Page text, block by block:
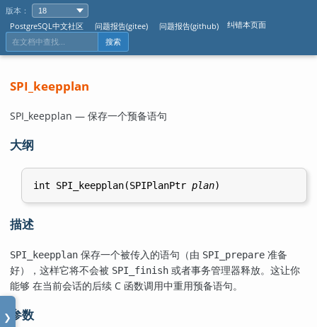
版本：
PostgreSQL中文社区
问题报告(gitee) 问题报告(github) 纠错本页面
搜索
❯
SPI_keepplan
SPI_keepplan — 保存一个预备语句
大纲
int SPI_keepplan(SPIPlanPtr plan
描述
SPI_keepplan 保存一个被传入的语句（由 SPI_prepare 准备
好），这样它将不会被 SPI_finish 或者事务管理器释放。这让你
能够 在当前会话的后续 C 函数调用中重用预备语句。
参数